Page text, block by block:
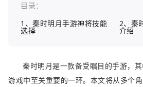
目录：
1、秦时明月手游神将技能
选择
2、秦
介绍
秦时明月是一款备受瞩目的手游，
游戏中至关重要的一环。本文将从多个